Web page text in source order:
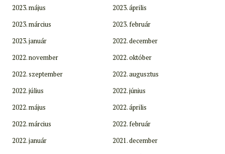
2023. május
2023. április
2023. március
2023. február
2023. január
2022. december
2022. november
2022. október
2022. szeptember
2022. augusztus
2022. július
2022. június
2022. május
2022. április
2022. március
2022. február
2022. január
2021. december